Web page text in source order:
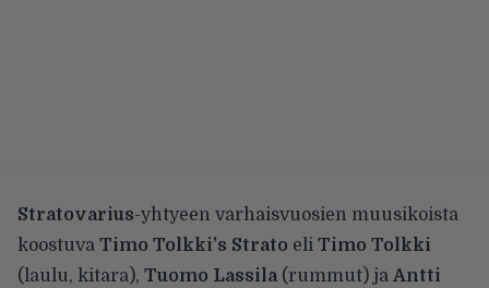
Stratovarius-yhtyeen varhaisvuosien muusikoista
koostuva Timo Tolkki’s Strato eli Timo Tolkki
(laulu, kitara), Tuomo Lassila(rummut) ja Antti